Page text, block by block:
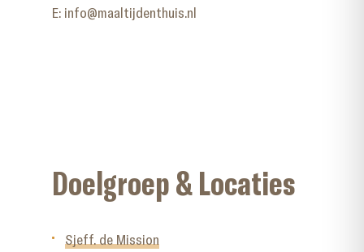
E: info@maaltijdenthuis.nl
Doelgroep & Locaties
Sjeff. de Mission